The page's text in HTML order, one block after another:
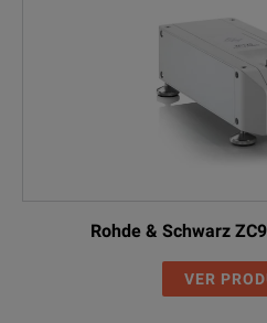
Rohde & Schwarz
VER